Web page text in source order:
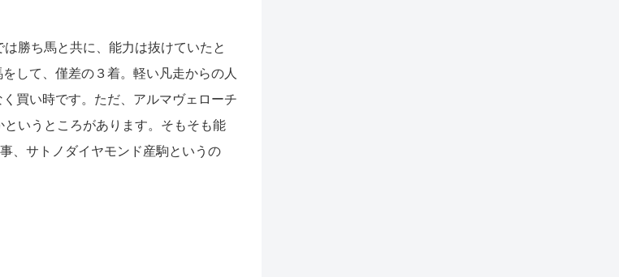
勝ち馬と共に、能力は抜けていたと
して、僅差の３着。軽い凡走からの人
買い時です。ただ、アルマヴェローチ
いうところがあります。そもそも能
、サトノダイヤモンド産駒というの